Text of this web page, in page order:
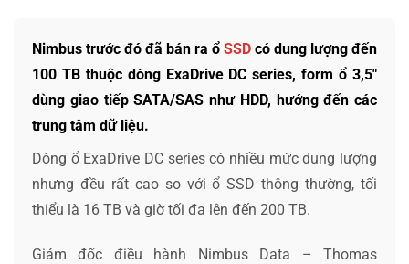
Nimbus trước đó đã bán ra ổ SSD có dung lượng đến
100 TB thuộc dòng ExaDrive DC series, form ổ 3,5″
dùng giao tiếp SATA/SAS như HDD, hướng đến các
trung tâm dữ liệu.
Dòng ổ ExaDrive DC series có nhiều mức dung lượng
nhưng đều rất cao so với ổ SSD thông thường, tối
thiểu là 16 TB và giờ tối đa lên đến 200 TB.
Giám đốc điều hành Nimbus Data – Thomas